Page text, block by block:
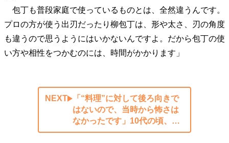
包丁も普段家庭で使っているものとは、全然違うんです。
プロの方が使う出刃だったり柳包丁は、形や太さ、刃の角度
も違うので思うようにはいかないんですよ。だから包丁の使
い方や相性をつかむのには、時間がかかります」
NEXT
「“料理”に対して後ろ向きで
はないので、当時から怖さは
なかったです」10代の頃、…